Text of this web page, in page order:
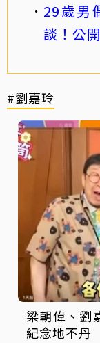
29歲男
談！公
#劉嘉玲
梁朝偉、劉
紀念地不丹